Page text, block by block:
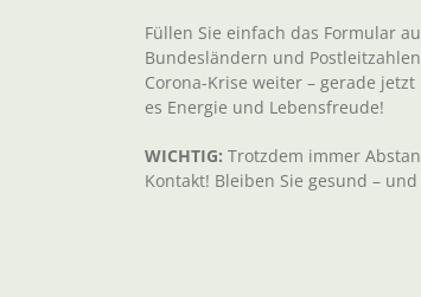
Füllen Sie einfach das Formular
Bundesländern und
Corona-Krise weiter – gerade
es Energie und Lebensfreude!
WICHTIG: Trotzdem immer
Kontakt! Bleiben Sie gesund –